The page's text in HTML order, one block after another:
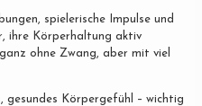
spielerische Impulse und
ihre Körperhaltung aktiv
ohne Zwang, aber mit viel
gesundes Körpergefühl – wichtig